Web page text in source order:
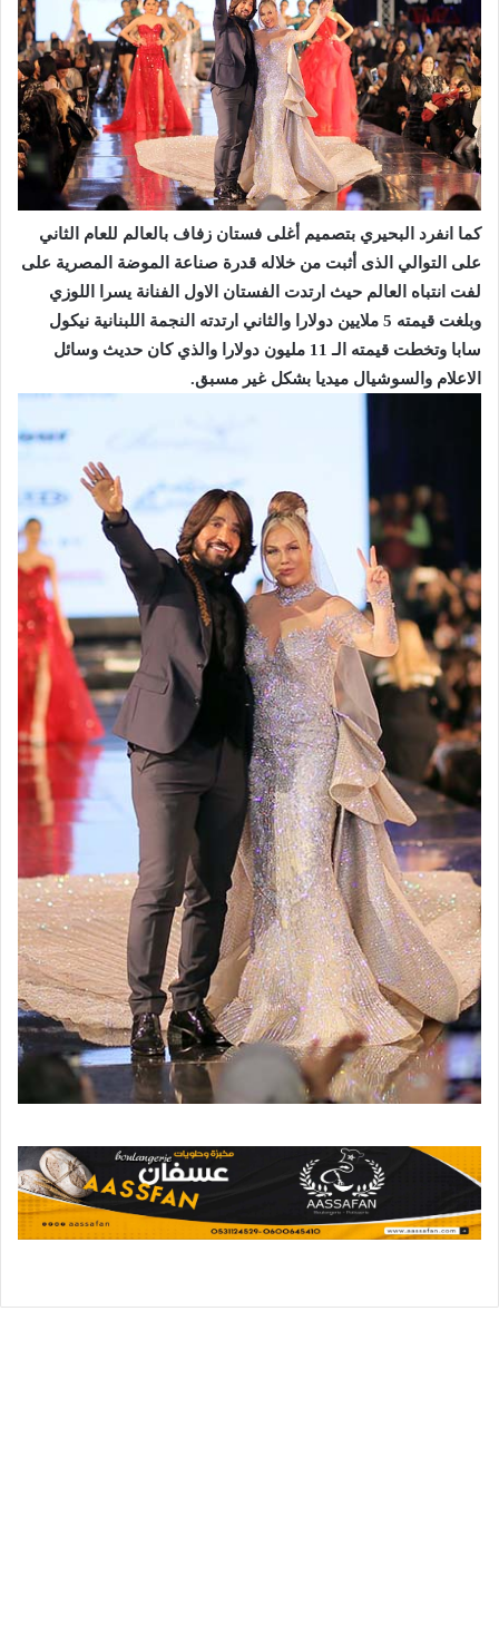
كما انفرد البحيري بتصميم أغلى فستان زفاف بالعالم للعام الثاني
على التوالي الذى أثبت من خلاله قدرة صناعة الموضة المصرية على
لفت انتباه العالم حيث ارتدت الفستان الاول الفنانة يسرا اللوزي
وبلغت قيمته 5 ملايين دولارا والثاني ارتدته النجمة اللبنانية نيكول
سابا وتخطت قيمته الـ 11 مليون دولارا والذي كان حديث وسائل
الاعلام والسوشيال ميديا بشكل غير مسبق.